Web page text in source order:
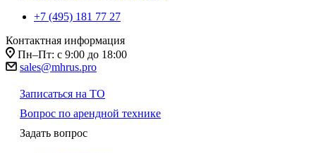
+7 (495) 181 77 27
Контактная информация
Пн–Пт: с 9:00 до 18:00
sales@mhrus.pro
Записаться на ТО
Вопрос по арендной технике
Задать вопрос